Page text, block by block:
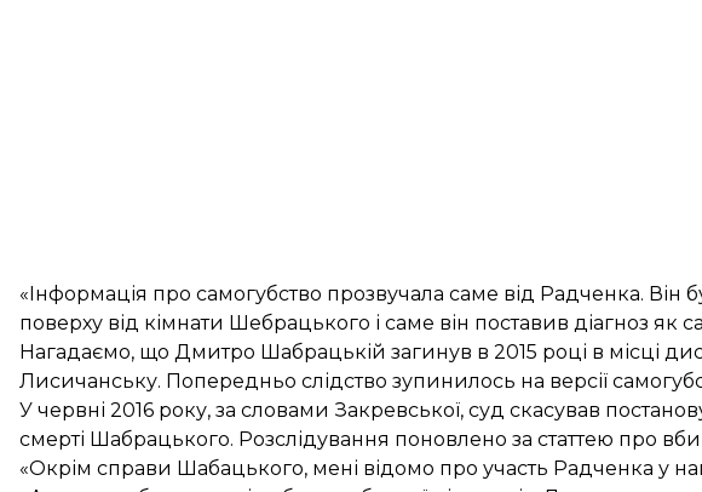
«Інформація про самогубство прозвучала саме від Радченка.
поверху від кімнати Шебрацького і саме він поставив діагноз як
Нагадаємо, що Дмитро Шабрацькій загинув в 2015 році в місці
Лисичанську. Попередньо слідство зупинилось на версії
У червні 2016 року, за словами Закревської, суд скасував
смерті Шабрацького. Розслідування поновлено за статтею про
«Окрім справи Шабацького, мені відомо про участь Радченка у